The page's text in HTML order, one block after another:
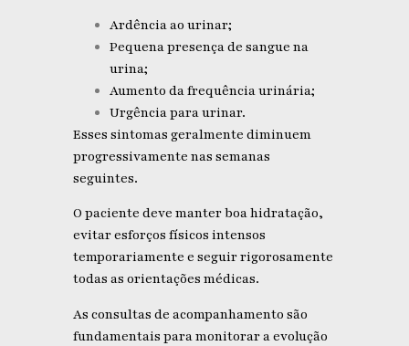
Ardência ao urinar;
Pequena presença de sangue na
urina;
Aumento da frequência urinária;
Urgência para urinar.
Esses sintomas geralmente diminuem
progressivamente nas semanas
seguintes.
O paciente deve manter boa hidratação,
evitar esforços físicos intensos
temporariamente e seguir rigorosamente
todas as orientações médicas.
As consultas de acompanhamento são
fundamentais para monitorar a evolução